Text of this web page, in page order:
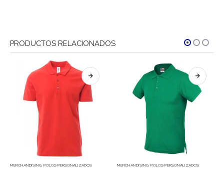
PRODUCTOS RELACIONADOS
Este producto tiene múltiples variantes. Las opciones se pueden elegir en la página de producto
MERCHANDISING,POLOS PERSONALIZADOS CAMISETAS,MERCHANDISING